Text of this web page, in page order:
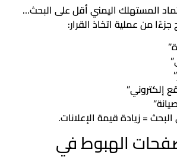
اعتماد المستهلك اليمني أقل على البحث…
إلكتروني”
= زيادة قيمة الإعلانات.
الهبوط في